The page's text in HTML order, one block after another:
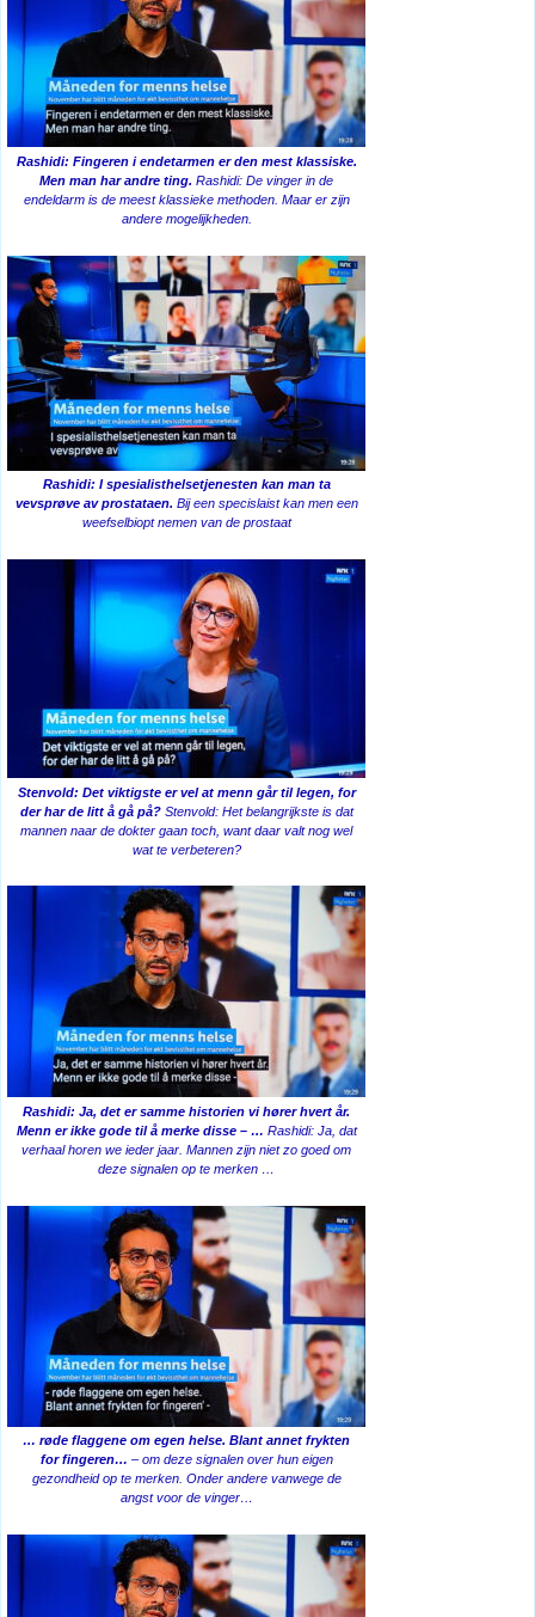
Rashidi: Fingeren i endetarmen er den mest klassiske.
Men man har andre ting. Rashidi: De vinger in de
endeldarm is de meest klassieke methoden. Maar er zijn
andere mogelijkheden.
Rashidi: I spesialisthelsetjenesten kan man ta
vevsprøve av prostataen. Bij een specislaist kan men een
weefselbiopt nemen van de prostaat
Stenvold: Det viktigste er vel at menn går til legen, for
der har de litt å gå på?Stenvold: Het belangrijkste is dat
mannen naar de dokter gaan toch, want daar valt nog wel
wat te verbeteren?
Rashidi: Ja, det er samme historien vi hører hvert år.
Menn er ikke gode til å merke disse – … Rashidi: Ja, dat
verhaal horen we ieder jaar. Mannen zijn niet zo goed om
deze signalen op te merken …
… røde flaggene om egen helse. Blant annet frykten
for fingeren… – om deze signalen over hun eigen
gezondheid op te merken. Onder andere vanwege de
angst voor de vinger…